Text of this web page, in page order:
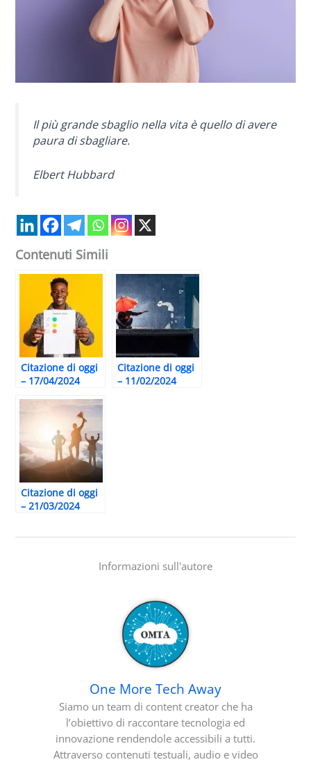
Il più grande sbaglio nella vita è quello di avere
paura di sbagliare.
Elbert Hubbard
Contenuti Simili
Citazione di oggi
– 17/04/2024
Citazione di oggi
– 11/02/2024
Citazione di oggi
– 21/03/2024
Informazioni sull'autore
One More Tech Away
Siamo un team di content creator che ha
l’obiettivo di raccontare tecnologia ed
innovazione rendendole accessibili a tutti.
Attraverso contenuti testuali, audio e video